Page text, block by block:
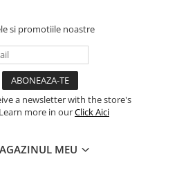
si promotiile noastre
a newsletter with the store's
more in ourClick Aici
MEU